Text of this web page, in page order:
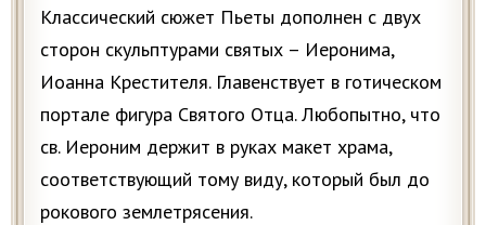
Классический сюжет Пьеты дополнен с двух
сторон скульптурами святых – Иеронима,
Иоанна Крестителя. Главенствует в готическом
портале фигура Святого Отца. Любопытно, что
св. Иероним держит в руках макет храма,
соответствующий тому виду, который был до
рокового землетрясения.